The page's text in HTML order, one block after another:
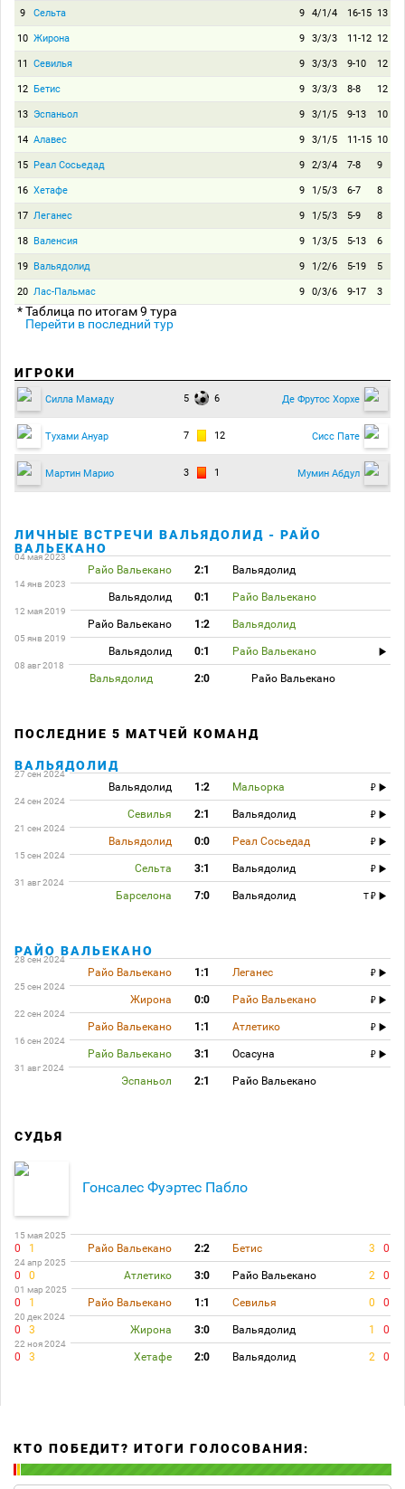
9 Сельта 9 4/1/4 16-15 13
10 Жирона 9 3/3/3 11-12 12
11 Севилья 9 3/3/3 9-10 12
12 Бетис 9 3/3/3 8-8 12
13 Эспаньол 9 3/1/5 9-13 10
14 Алавес 9 3/1/5 11-15 10
15 Реал Сосьедад 9 2/3/4 7-8 9
16 Хетафе 9 1/5/3 6-7 8
17 Леганес 9 1/5/3 5-9 8
18 Валенсия 9 1/3/5 5-13 6
19 Вальядолид 9 1/2/6 5-19 5
20 Лас-Пальмас 9 0/3/6 9-17 3
* Таблица по итогам 9 тура
Перейти в последний тур
ИГРОКИ
Силла Мамаду 5 6 Де Фрутос Хорхе
Тухами Ануар 7 12 Сисс Пате
Мартин Марио 3 1 Мумин Абдул
ЛИЧНЫЕ ВСТРЕЧИ ВАЛЬЯДОЛИД - РАЙО
ВАЛЬЕКАНО
04 мая 2023
Райо Вальекано 2:1 Вальядолид
14 янв 2023
Вальядолид 0:1 Райо Вальекано
12 мая 2019
Райо Вальекано 1:2 Вальядолид
05 янв 2019
Вальядолид 0:1 Райо Вальекано
08 авг 2018
Вальядолид 2:0 Райо Вальекано
ПОСЛЕДНИЕ 5 МАТЧЕЙ КОМАНД
ВАЛЬЯДОЛИД
27 сен 2024
Вальядолид 1:2 Мальорка
24 сен 2024
Севилья 2:1 Вальядолид
21 сен 2024
Вальядолид 0:0 Реал Сосьедад
15 сен 2024
Сельта 3:1 Вальядолид
31 авг 2024
Барселона 7:0 Вальядолид T
РАЙО ВАЛЬЕКАНО
28 сен 2024
Райо Вальекано 1:1 Леганес
25 сен 2024
Жирона 0:0 Райо Вальекано
22 сен 2024
Райо Вальекано 1:1 Атлетико
16 сен 2024
Райо Вальекано 3:1 Осасуна
31 авг 2024
Эспаньол 2:1 Райо Вальекано
СУДЬЯ
Гонсалес Фуэртес Пабло
15 мая 2025
0 1 Райо Вальекано 2:2 Бетис 3 0
24 апр 2025
0 0 Атлетико 3:0 Райо Вальекано 2 0
01 мар 2025
0 1 Райо Вальекано 1:1 Севилья 0 0
20 дек 2024
0 3 Жирона 3:0 Вальядолид 1 0
22 ноя 2024
0 3 Хетафе 2:0 Вальядолид 2 0
КТО ПОБЕДИТ? ИТОГИ ГОЛОСОВАНИЯ: